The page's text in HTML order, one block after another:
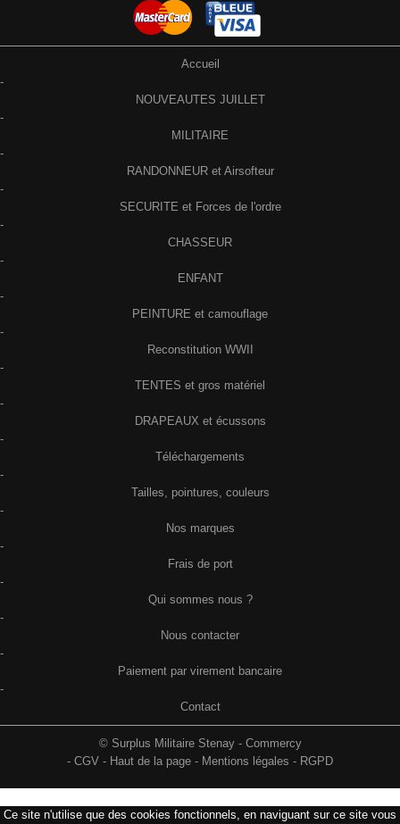
Accueil
-
NOUVEAUTES JUILLET
-
MILITAIRE
-
RANDONNEUR et Airsofteur
-
SECURITE et Forces de l'ordre
-
CHASSEUR
-
ENFANT
-
PEINTURE et camouflage
-
Reconstitution WWII
-
TENTES et gros matériel
-
DRAPEAUX et écussons
-
Téléchargements
-
Tailles, pointures, couleurs
-
Nos marques
-
Frais de port
-
Qui sommes nous ?
-
Nous contacter
-
Paiement par virement bancaire
-
Contact
© Surplus Militaire Stenay - Commercy
- CGV - Haut de la page - Mentions légales - RGPD
Ce site n'utilise que des cookies fonctionnels, en naviguant sur ce site vous